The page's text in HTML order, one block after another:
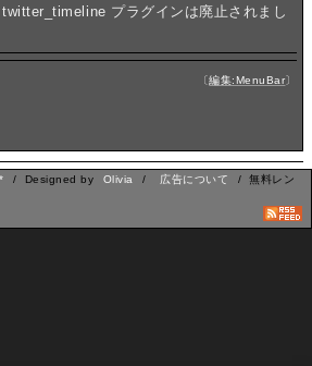
プラグインは廃止されまし
〔編集:MenuBar〕
/ Designed by Olivia / 広告について
/ 無料レン